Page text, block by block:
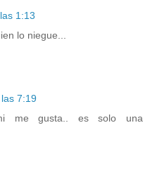
1:13
lo niegue...
7:19
me gusta.. es solo una